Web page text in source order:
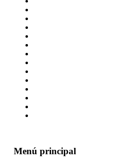
Menú principal